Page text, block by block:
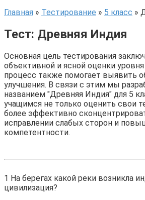
Главная » Тестирование » 5 класс »
Тест: Древняя Индия
Основная цель тестирования
объективной и ясной оценки
процесс также помогает выявить
улучшения. В связи с этим мы
названием "Древняя Индия" для 5
учащимся не только оценить свои
более эффективно
исправлении слабых сторон и
компетентности.
1 На берегах какой реки возникла
цивилизация?